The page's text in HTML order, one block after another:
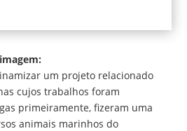
um projeto relacionado
cujos trabalhos foram
primeiramente, fizeram uma
animais marinhos do